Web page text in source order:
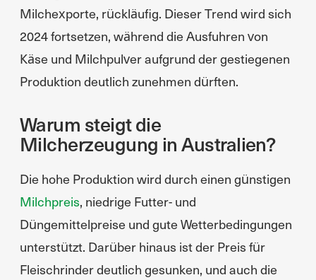
Milchexporte, rückläufig. Dieser Trend wird sich
2024 fortsetzen, während die Ausfuhren von
Käse und Milchpulver aufgrund der gestiegenen
Produktion deutlich zunehmen dürften.
Warum steigt die
Milcherzeugung in Australien?
Die hohe Produktion wird durch einen günstigen
Milchpreis, niedrige Futter- und
Düngemittelpreise und gute Wetterbedingungen
unterstützt. Darüber hinaus ist der Preis für
Fleischrinder deutlich gesunken, und auch die